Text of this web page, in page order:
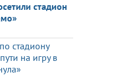
стадион
стадиону
на игру в